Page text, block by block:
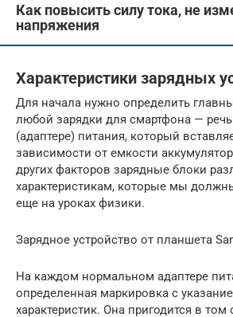
Как повысить силу тока, не
напряжения
Характеристики зарядных
Для начала нужно определить
любой зарядки для смартфона —
(адаптере) питания, который
зависимости от емкости
других факторов зарядные блоки
характеристикам, которые мы
еще на уроках физики.
Зарядное устройство от планшета
На каждом нормальном адаптере
определенная маркировка с
характеристик. Она пригодится в том